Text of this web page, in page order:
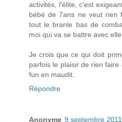
activités, l'élite, c'est
bébé de 7ans ne veut rien
tout le branle bas de
moi qui va se battre avec elle
Je crois que ce qui doit
parfois le plaisir de rien
fun en maudit.
Répondre
Anonyme 9 septembre